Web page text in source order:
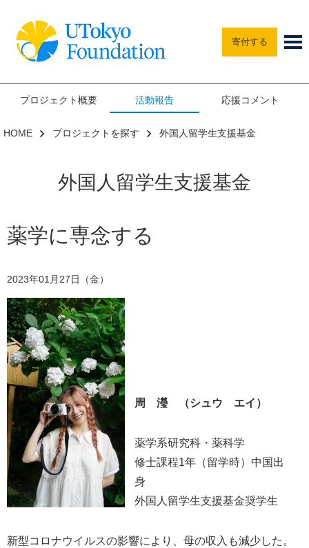
寄付する
HOME プロジェクトを探す 外国人留学生支援基金
外国人留学生支援基金
プロジェクト概要 活動報告 応援コメント
薬学に専念する
2023年01月27日（金）
周 瀅 （シュウ エイ）
薬学系研究科・薬科学
修士課程1年（留学時）中国出
身
外国人留学生支援基金奨学生
新型コロナウイルスの影響により、母の収入も減少した。